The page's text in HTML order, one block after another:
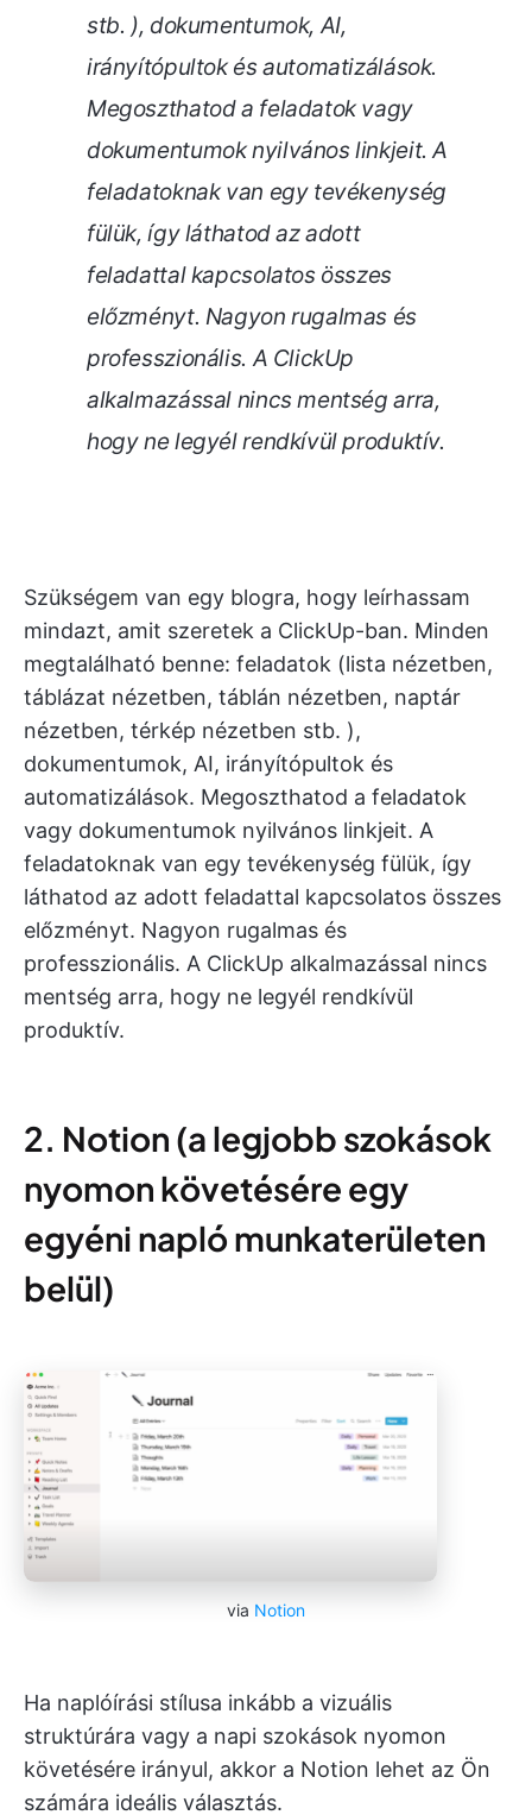
stb. ), dokumentumok, AI,
irányítópultok és automatizálások.
Megoszthatod a feladatok vagy
dokumentumok nyilvános linkjeit. A
feladatoknak van egy tevékenység
fülük, így láthatod az adott
feladattal kapcsolatos összes
előzményt. Nagyon rugalmas és
professzionális. A ClickUp
alkalmazással nincs mentség arra,
hogy ne legyél rendkívül produktív.
Szükségem van egy blogra, hogy leírhassam
mindazt, amit szeretek a ClickUp-ban. Minden
megtalálható benne: feladatok (lista nézetben,
táblázat nézetben, táblán nézetben, naptár
nézetben, térkép nézetben stb. ),
dokumentumok, AI, irányítópultok és
automatizálások. Megoszthatod a feladatok
vagy dokumentumok nyilvános linkjeit. A
feladatoknak van egy tevékenység fülük, így
láthatod az adott feladattal kapcsolatos összes
előzményt. Nagyon rugalmas és
professzionális. A ClickUp alkalmazással nincs
mentség arra, hogy ne legyél rendkívül
produktív.
2. Notion (a legjobb szokások
nyomon követésére egy
egyéni napló munkaterületen
belül)
via Notion
Ha naplóírási stílusa inkább a vizuális
struktúrára vagy a napi szokások nyomon
követésére irányul, akkor a Notion lehet az Ön
számára ideális választás.